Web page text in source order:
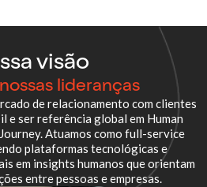
visão
lideranças
de relacionamento com clientes
e ser referência global em Human
Atuamos como full-service
plataformas tecnológicas e
em insights humanos que orientam
entre pessoas e empresas.